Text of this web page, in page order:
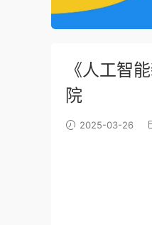
《人工智
院
2025-03-26